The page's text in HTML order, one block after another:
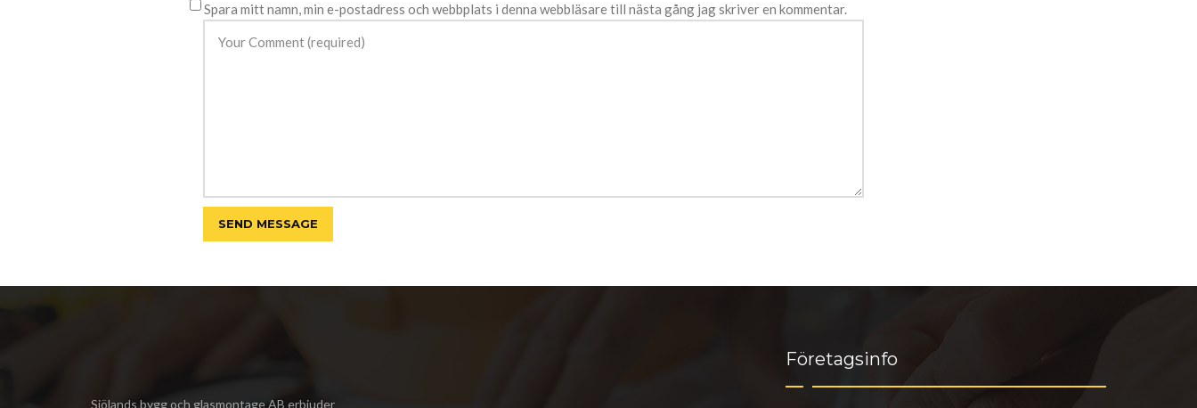
Spara mitt namn, min e-postadress och webbplats i denna webbläsare till nästa gång jag skriver en kommentar.
Sjölands bygg och glasmontage AB erbjuder
Företagsinfo